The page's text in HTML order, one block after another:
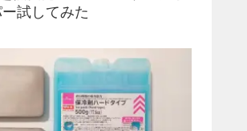
試してみた